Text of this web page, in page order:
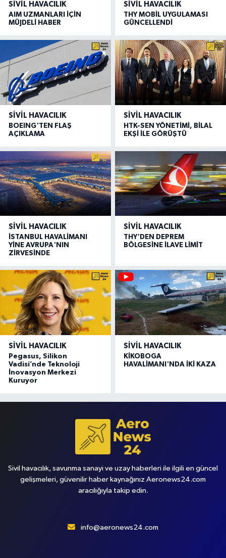
SIVIL HAVACILIK
AIM UZMANLARI İÇİN
MÜJDELİ HABER
SIVIL HAVACILIK
THY MOBİL UYGULAMASI
GÜNCELLENDİ
SIVIL HAVACILIK
BOEING'TEN FLAŞ
AÇIKLAMA
SIVIL HAVACILIK
HTK-SEN YÖNETİMİ, BİLAL
EKŞİ İLE GÖRÜŞTÜ
SIVIL HAVACILIK
İSTANBUL HAVALİMANI
YİNE AVRUPA'NIN
ZİRVESİNDE
SIVIL HAVACILIK
THY'DEN DEPREM
BÖLGESİNE İLAVE LİMİT
SIVIL HAVACILIK
Pegasus, Silikon
Vadisi’nde Teknoloji
İnovasyon Merkezi
Kuruyor
SIVIL HAVACILIK
KİKOBOGA
HAVALİMANI'NDA İKİ KAZA
Sivil havacılık, savunma sanayi ve uzay haberleri ile ilgili en güncel
gelişmeleri, güvenilir haber kaynağınız Aeronews24.com
aracılığıyla takip edin.
info@aeronews24.com